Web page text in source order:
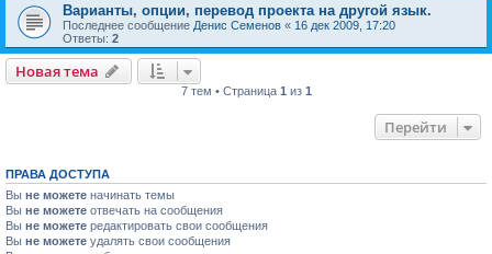
Варианты, опции, перевод проекта на другой язык.
Последнее сообщение Денис Семенов « 16 дек 2009, 17:20
Ответы: 2
Новая тема
7 тем • Страница 1 из 1
Перейти
ПРАВА ДОСТУПА
Вы не можете начинать темы
Вы не можете отвечать на сообщения
Вы не можете редактировать свои сообщения
Вы не можете удалять свои сообщения